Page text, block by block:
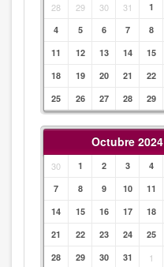
28 29 30 31 1
4
5 6 7 8
11
12 13 14 15
18
19 20 21 22
25
26 27 28 29
Octubre 2024
30 1 2 3 4
7
8 9 10 11
14
15 16 17 18
21
22 23 24 25
28
29 30 31 1